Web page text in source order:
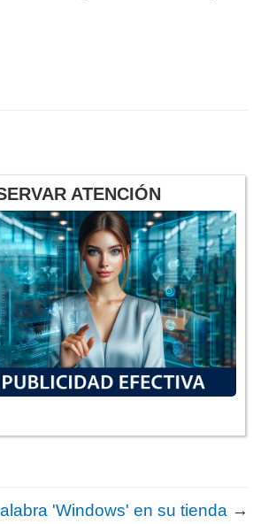
ATENCIÓN
'Windows' en su tienda →